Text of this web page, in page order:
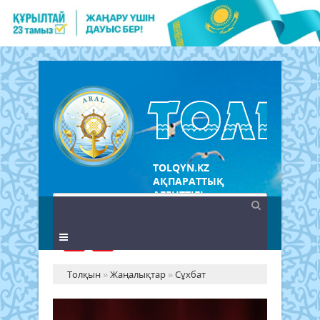
TOLQYN.KZ
АҚПАРАТТЫҚ
АГЕНТТІГІ
Толқын »Жаңалықтар »Сұхбат